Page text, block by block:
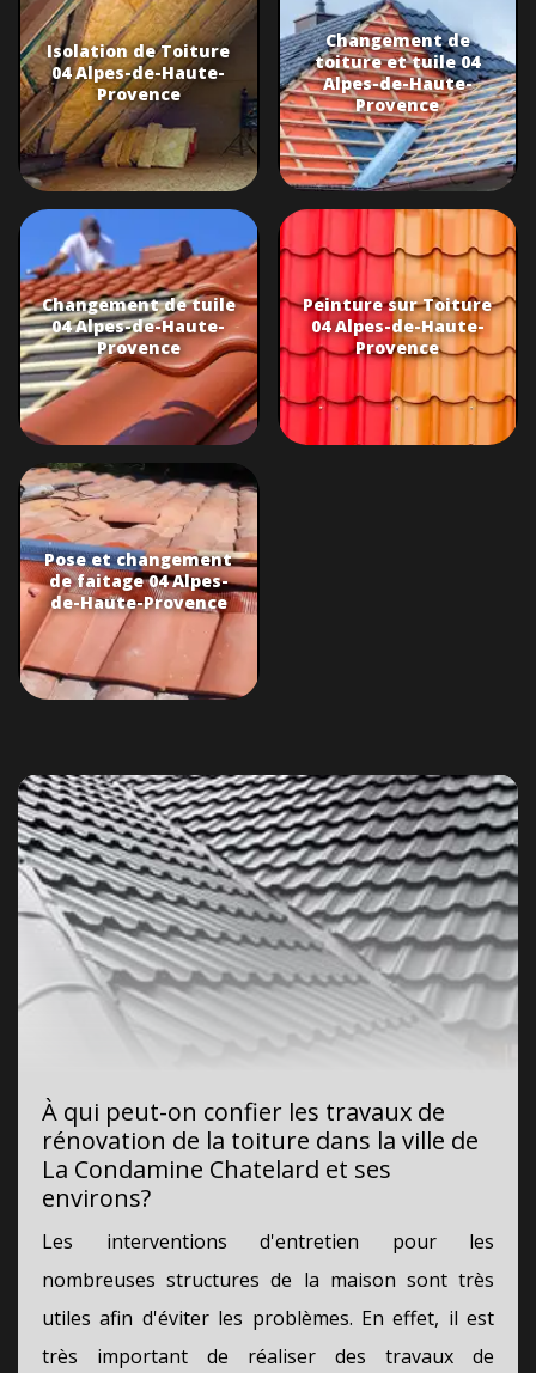
Isolation de Toiture
04 Alpes-de-Haute-
Provence
Changement de
toiture et tuile 04
Alpes-de-Haute-
Provence
Changement de tuile
04 Alpes-de-Haute-
Provence
Peinture sur Toiture
04 Alpes-de-Haute-
Provence
Pose et changement
de faitage 04 Alpes-
de-Haute-Provence
À qui peut-on confier les travaux de
rénovation de la toiture dans la ville de
La Condamine Chatelard et ses
environs?
Les interventions d'entretien pour les
nombreuses structures de la maison sont très
utiles afin d'éviter les problèmes. En effet, il est
très important de réaliser des travaux de